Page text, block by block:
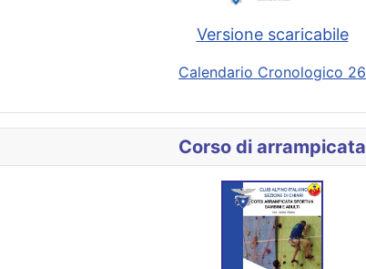
Versione scaricabile
Calendario Cronologico 26
Corso di arrampicata